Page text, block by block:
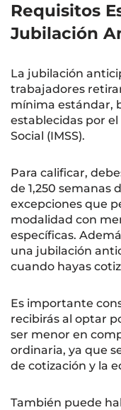
Requisitos
Jubilación
La jubilación
trabajadores
mínima estándar,
establecidas por
Social (IMSS).
Para calificar,
de 1,250 semanas
excepciones que
modalidad con
específicas.
una jubilación
cuando hayas
Es importante
recibirás al optar
ser menor en
ordinaria, ya que
de cotización y la
También puede